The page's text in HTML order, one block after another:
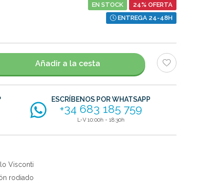
EN STOCK
24% OFERTA
ENTREGA 24-48H
Añadir a la cesta
ESCRÍBENOS POR WHATSAPP
+34 683 185 759
L-V 10:00h - 18:30h
Visconti
rodiado